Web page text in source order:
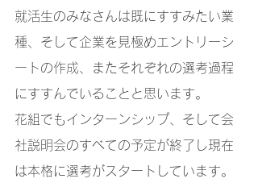
就活生のみなさんは既にすすみたい業
種、そして企業を見極めエントリーシ
ートの作成、またそれぞれの選考過程
にすすんでいることと思います。
花組でもインターンシップ、そして会
社説明会のすべての予定が終了し現在
は本格に選考がスタートしています。